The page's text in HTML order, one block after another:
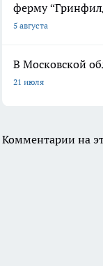
ферму
5 августа
В Московской
21 июля
Комментарии на